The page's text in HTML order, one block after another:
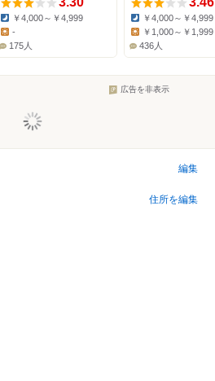
Dinner:
￥4,000～￥4,999
-
175人
Dinner:
￥4,000～￥4,999
￥1,000～￥1,999
436人
広告を非表示
編集
住所を編集